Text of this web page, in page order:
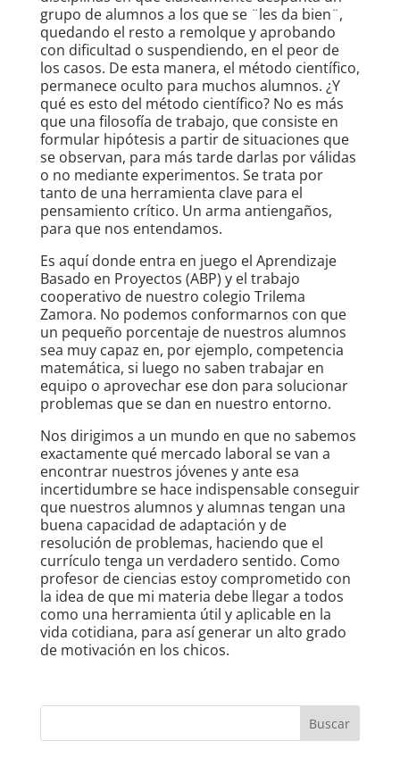
grupo de alumnos a los que se ¨les da bien¨,
quedando el resto a remolque y aprobando
con dificultad o suspendiendo, en el peor de
los casos. De esta manera, el método científico,
permanece oculto para muchos alumnos. ¿Y
qué es esto del método científico? No es más
que una filosofía de trabajo, que consiste en
formular hipótesis a partir de situaciones que
se observan, para más tarde darlas por válidas
o no mediante experimentos. Se trata por
tanto de una herramienta clave para el
pensamiento crítico. Un arma antiengaños,
para que nos entendamos.
Es aquí donde entra en juego el Aprendizaje
Basado en Proyectos (ABP) y el trabajo
cooperativo de nuestro colegio Trilema
Zamora. No podemos conformarnos con que
un pequeño porcentaje de nuestros alumnos
sea muy capaz en, por ejemplo, competencia
matemática, si luego no saben trabajar en
equipo o aprovechar ese don para solucionar
problemas que se dan en nuestro entorno.
Nos dirigimos a un mundo en que no sabemos
exactamente qué mercado laboral se van a
encontrar nuestros jóvenes y ante esa
incertidumbre se hace indispensable conseguir
que nuestros alumnos y alumnas tengan una
buena capacidad de adaptación y de
resolución de problemas, haciendo que el
currículo tenga un verdadero sentido. Como
profesor de ciencias estoy comprometido con
la idea de que mi materia debe llegar a todos
como una herramienta útil y aplicable en la
vida cotidiana, para así generar un alto grado
de motivación en los chicos.